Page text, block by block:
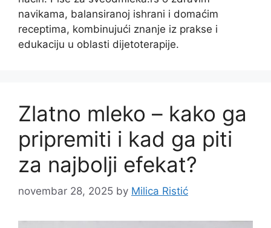
navikama, balansiranoj ishrani i domaćim
receptima, kombinujući znanje iz prakse i
edukaciju u oblasti dijetoterapije.
Zlatno mleko – kako ga
pripremiti i kad ga piti
za najbolji efekat?
novembar 28, 2025 by Milica Ristić